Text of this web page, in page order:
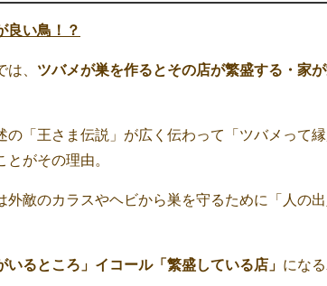
良い鳥！？
、 ツバメが巣を作るとその店が繁盛する・家
の「王さま伝説」が広く伝わって「ツバメって
がその理由。
外敵のカラスやヘビから巣を守るために「人の
いるところ」イコール「繁盛している店」 になる